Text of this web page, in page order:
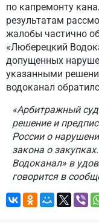
по капремонту
результатам
жалобы частично
«Люберецкий
допущенных
указанными
водоканал
«Арбитражный
решение и
России о
закона о
Водоканал» в
говорится в